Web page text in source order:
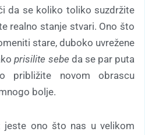
da se koliko toliko suzdržite
realno stanje stvari. Ono što
stare, duboko uvrežene
prisilite sebe da se par puta
približite novom obrascu
bolje.
jeste ono što nas u velikom